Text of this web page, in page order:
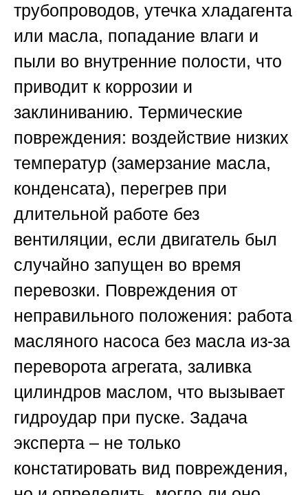
трубопроводов, утечка хладагента
или масла, попадание влаги и
пыли во внутренние полости, что
приводит к коррозии и
заклиниванию. Термические
повреждения: воздействие низких
температур (замерзание масла,
конденсата), перегрев при
длительной работе без
вентиляции, если двигатель был
случайно запущен во время
перевозки. Повреждения от
неправильного положения: работа
масляного насоса без масла из-за
переворота агрегата, заливка
цилиндров маслом, что вызывает
гидроудар при пуске. Задача
эксперта – не только
констатировать вид повреждения,